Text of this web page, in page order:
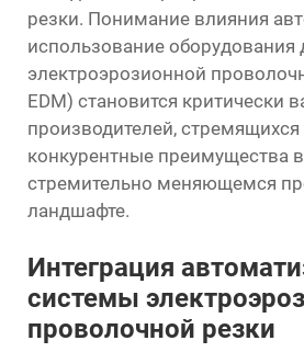
резки. Понимание влияния
использование оборудования
электроэрозионной
EDM) становится критически
производителей, стремящихся
конкурентные преимущества
стремительно меняющемся
ландшафте.
Интеграция
системы
проволочной резки